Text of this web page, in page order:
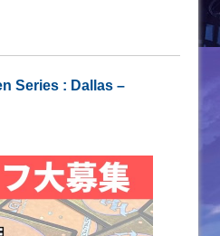
Series : Dallas –